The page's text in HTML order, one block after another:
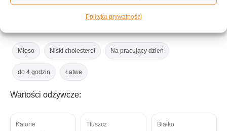
Polityka prywatności
Mięso Niski cholesterol Na pracujący dzień
do 4 godzin Łatwe
Wartości odżywcze:
Kalorie Tłuszcz Białko